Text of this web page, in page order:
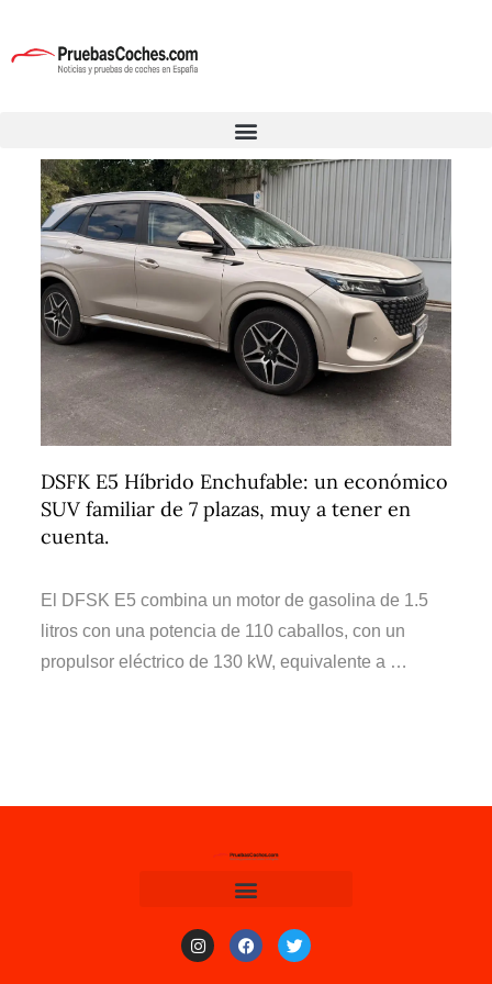
DSFK E5 Híbrido Enchufable: un económico
SUV familiar de 7 plazas, muy a tener en
cuenta.
El DFSK E5 combina un motor de gasolina de 1.5
litros con una potencia de 110 caballos, con un
propulsor eléctrico de 130 kW, equivalente a …